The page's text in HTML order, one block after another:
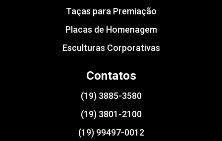
Taças para Premiação
Placas de Homenagem
Esculturas Corporativas
Contatos
(19) 3885-3580
(19) 3801-2100
(19) 99497-0012